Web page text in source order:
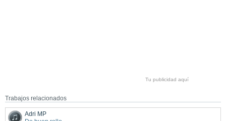
Tu publicidad aquí
Trabajos relacionados
Adri MP